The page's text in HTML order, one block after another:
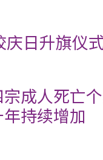
庆日升旗仪
成人死亡
持续增加